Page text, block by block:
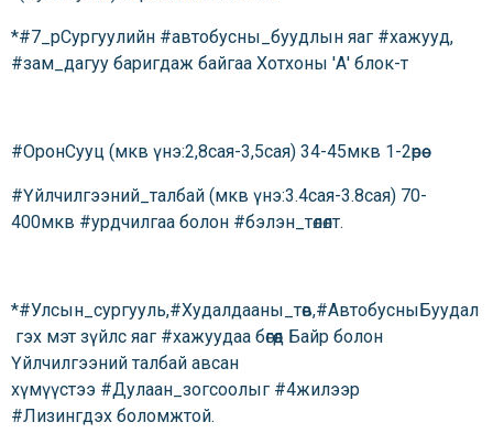
*#7_рСургуулийн #автобусны_буудлын яаг #хажууд,
#зам_дагуу баригдаж байгаа Хотхоны 'А' блок-т
#ОронСууц (мкв үнэ:2,8сая-3,5сая) 34-45мкв 1-2өрөө
#Үйлчилгээний_талбай (мкв үнэ:3.4сая-3.8сая) 70-
400мкв #урдчилгаа болон #бэлэн_төлөлт.
*#Улсын_сургууль,#Худалдааны_төв,#АвтобусныБуудал
гэх мэт зүйлс яаг #хажуудаа бөгөөд Байр болон
Үйлчилгээний талбай авсан
хүмүүстээ #Дулаан_зогсоолыг #4жилээр
#Лизингдэх боломжтой.